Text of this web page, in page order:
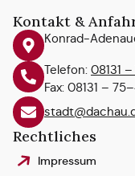
Kontakt &
Konrad-
Telefon: 08131
Fax: 08131 –
Rechtliches
Impressum